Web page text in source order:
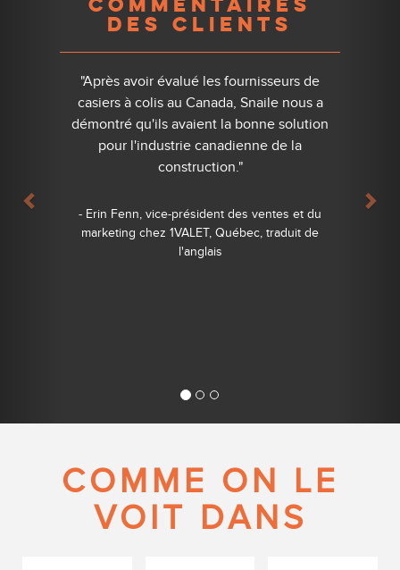
DES CLIENTS
"Après avoir évalué les fournisseurs de
casiers à colis au Canada, Snaile nous a
démontré qu'ils avaient la bonne solution
pour l'industrie canadienne de la
construction."
- Erin Fenn, vice-président des ventes et du
marketing chez 1VALET, Québec, traduit de
l'anglais
COMME ON LE
VOIT DANS